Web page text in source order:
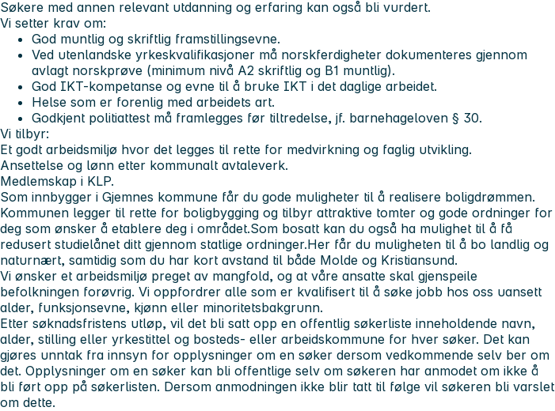
Søkere med annen relevant utdanning og erfaring kan også bli vurdert.
Vi setter krav om:
God muntlig og skriftlig framstillingsevne.
Ved utenlandske yrkeskvalifikasjoner må norskferdigheter dokumenteres gjennom
avlagt norskprøve (minimum nivå A2 skriftlig og B1 muntlig).
God IKT-kompetanse og evne til å bruke IKT i det daglige arbeidet.
Helse som er forenlig med arbeidets art.
Godkjent politiattest må framlegges før tiltredelse, jf. barnehageloven § 30.
Vi tilbyr:
Et godt arbeidsmiljø hvor det legges til rette for medvirkning og faglig utvikling.
Ansettelse og lønn etter kommunalt avtaleverk.
Medlemskap i KLP.
Som innbygger i Gjemnes kommune får du gode muligheter til å realisere boligdrømmen.
Kommunen legger til rette for boligbygging og tilbyr attraktive tomter og gode ordninger for
deg som ønsker å etablere deg i området.Som bosatt kan du også ha mulighet til å få
redusert studielånet ditt gjennom statlige ordninger.Her får du muligheten til å bo landlig og
naturnært, samtidig som du har kort avstand til både Molde og Kristiansund.
Vi ønsker et arbeidsmiljø preget av mangfold, og at våre ansatte skal gjenspeile
befolkningen forøvrig. Vi oppfordrer alle som er kvalifisert til å søke jobb hos oss uansett
alder, funksjonsevne, kjønn eller minoritetsbakgrunn.
Etter søknadsfristens utløp, vil det bli satt opp en offentlig søkerliste inneholdende navn,
alder, stilling eller yrkestittel og bosteds- eller arbeidskommune for hver søker. Det kan
gjøres unntak fra innsyn for opplysninger om en søker dersom vedkommende selv ber om
det. Opplysninger om en søker kan bli offentlige selv om søkeren har anmodet om ikke å
bli ført opp på søkerlisten. Dersom anmodningen ikke blir tatt til følge vil søkeren bli varslet
om dette.